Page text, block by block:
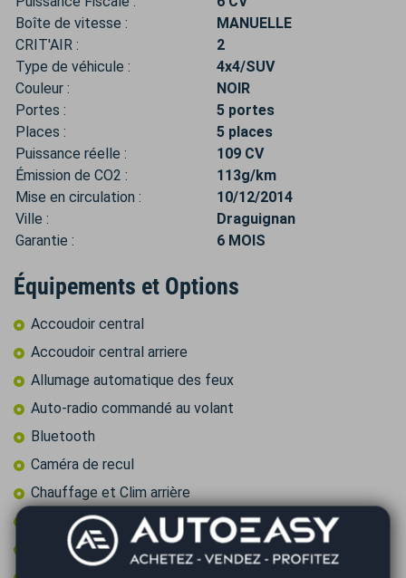
Boîte de vitesse :
MANUELLE
CRIT'AIR :
2
Type de véhicule :
4x4/SUV
Couleur :
NOIR
Portes :
5 portes
Places :
5 places
Puissance réelle :
109 CV
Émission de CO2 :
113g/km
Mise en circulation :
10/12/2014
Ville :
Draguignan
Garantie :
6 MOIS
Équipements et Options
Accoudoir central
Accoudoir central arriere
Allumage automatique des feux
Auto-radio commandé au volant
Bluetooth
Caméra de recul
Chauffage et Clim arrière
Climatisation
Climatisation automatique